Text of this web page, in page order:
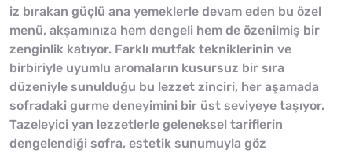
iz bırakan güçlü ana yemeklerle devam eden bu özel
menü, akşamınıza hem dengeli hem de özenilmiş bir
zenginlik katıyor. Farklı mutfak tekniklerinin ve
birbiriyle uyumlu aromaların kusursuz bir sıra
düzeniyle sunulduğu bu lezzet zinciri, her aşamada
sofradaki gurme deneyimini bir üst seviyeye taşıyor.
Tazeleyici yan lezzetlerle geleneksel tariflerin
dengelendiği sofra, estetik sunumuyla göz